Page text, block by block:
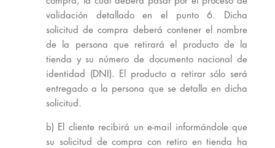
validación detallado en el punto 6. Dicha
solicitud de compra deberá contener el nombre
de la persona que retirará el producto de la
tienda y su número de documento nacional de
identidad (DNI). El producto a retirar sólo será
entregado a la persona que se detalla en dicha
solicitud.
b) El cliente recibirá un e-mail informándole que
su solicitud de compra con retiro en tienda ha